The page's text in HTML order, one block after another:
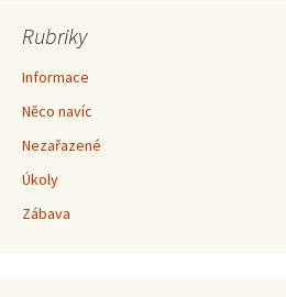
Rubriky
Informace
Něco navíc
Nezařazené
Úkoly
Zábava